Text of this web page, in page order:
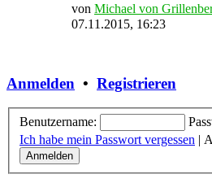
von Michael von
07.11.2015, 16:23
Anmelden • Registrieren
Benutzername:
Ich habe mein Passwort vergessen |